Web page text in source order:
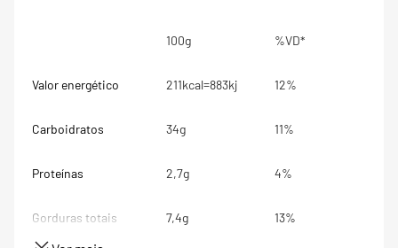
100g %VD*
Valor energético 211kcal=883kj 12%
Carboidratos 34g 11%
Proteínas 2,7g 4%
Gorduras totais 7,4g 13%